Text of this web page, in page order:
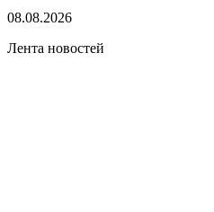
08.08.2026
Лента новостей